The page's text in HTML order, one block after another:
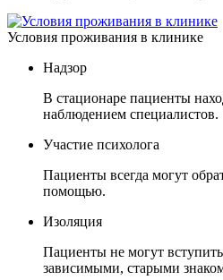
Условия проживания в клинике
Надзор
В стационаре пациенты
наблюдением специалистов.
Участие психолога
Пациенты всегда могут
помощью.
Изоляция
Пациенты не могут
зависимыми, старыми